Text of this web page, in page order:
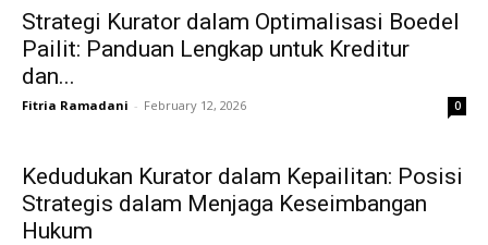
Strategi Kurator dalam Optimalisasi Boedel
Pailit: Panduan Lengkap untuk Kreditur
dan...
Fitria Ramadani - February 12, 2026 0
Kedudukan Kurator dalam Kepailitan: Posisi
Strategis dalam Menjaga Keseimbangan
Hukum